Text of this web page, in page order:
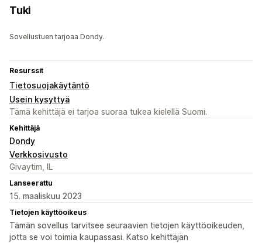
Tuki
Sovellustuen tarjoaa Dondy.
Resurssit
Tietosuojakäytäntö
Usein kysyttyä
Tämä kehittäjä ei tarjoa suoraa tukea kielellä Suomi.
Kehittäjä
Dondy
Verkkosivusto
Givaytim, IL
Lanseerattu
15. maaliskuu 2023
Tietojen käyttöoikeus
Tämän sovellus tarvitsee seuraavien tietojen käyttöoikeuden,
jotta se voi toimia kaupassasi. Katso kehittäjän